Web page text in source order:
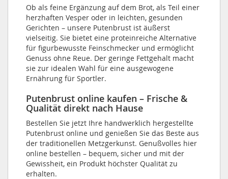
Ob als feine Ergänzung auf dem Brot, als Teil einer
herzhaften Vesper oder in leichten, gesunden
Gerichten – unsere Putenbrust ist äußerst
vielseitig. Sie bietet eine proteinreiche Alternative
für figurbewusste Feinschmecker und ermöglicht
Genuss ohne Reue. Der geringe Fettgehalt macht
sie zur idealen Wahl für eine ausgewogene
Ernährung für Sportler.
Putenbrust online kaufen – Frische &
Qualität direkt nach Hause
Bestellen Sie jetzt Ihre handwerklich hergestellte
Putenbrust online und genießen Sie das Beste aus
der traditionellen Metzgerkunst. Genußvolles hier
online bestellen – bequem, sicher und mit der
Gewissheit, ein Produkt höchster Qualität zu
erhalten.